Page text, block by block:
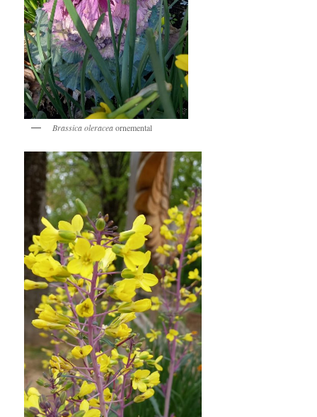
Brassica oleraceaornemental